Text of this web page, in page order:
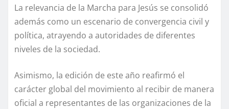
La relevancia de la Marcha para Jesús se consolidó
además como un escenario de convergencia civil y
política, atrayendo a autoridades de diferentes
niveles de la sociedad.
Asimismo, la edición de este año reafirmó el
carácter global del movimiento al recibir de manera
oficial a representantes de las organizaciones de la